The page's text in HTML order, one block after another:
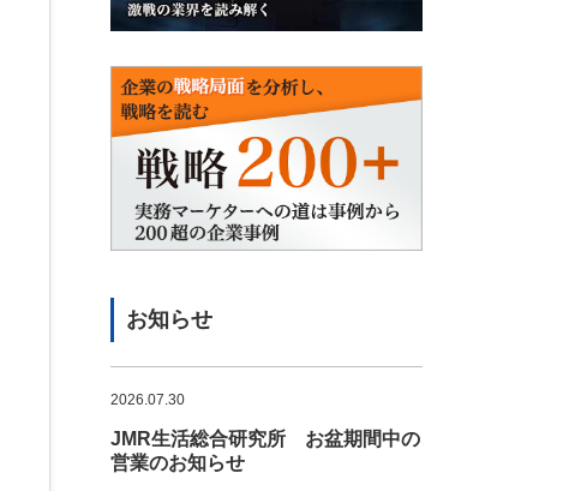
お知らせ
2026.07.30
JMR生活総合研究所 お盆期間中の
営業のお知らせ